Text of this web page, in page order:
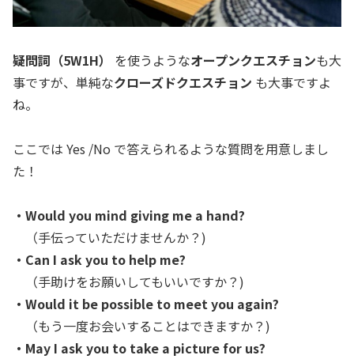
疑問詞（5W1H） を使うようなオープンクエスチョンも大
事ですが、単純なクローズドクエスチョン も大事ですよ
ね。
ここでは Yes /No で答えられるような質問を用意しまし
た！
・Would you mind giving me a hand?
（手伝っていただけませんか？)
・Can I ask you to help me?
（手助けをお願いしてもいいですか？)
・Would it be possible to meet you again?
（もう一度お会いすることはできますか？)
・May I ask you to take a picture for us?